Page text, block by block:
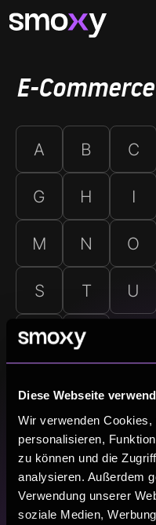
Diese Webseite
Wir verwenden
personalisieren,
zu können und die
analysieren. Außerdem
Verwendung unserer
soziale Medien,
E-
Keine Begriffe
Bitte ändere die
A B C
G H I
M N O
S T U
Y Z